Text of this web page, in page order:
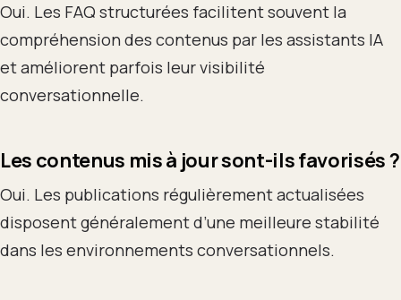
Oui. Les FAQ structurées facilitent souvent la
compréhension des contenus par les assistants IA
et améliorent parfois leur visibilité
conversationnelle.
Les contenus mis à jour sont-ils favorisés ?
Oui. Les publications régulièrement actualisées
disposent généralement d’une meilleure stabilité
dans les environnements conversationnels.